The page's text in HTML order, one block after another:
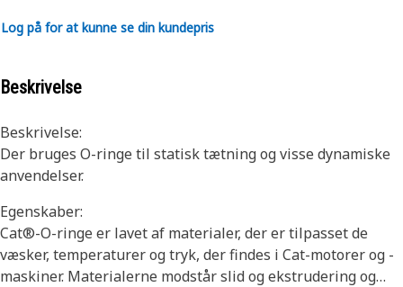
Log på for at kunne se din kundepris
Beskrivelse
Beskrivelse:
Der bruges O-ringe til statisk tætning og visse dynamiske
anvendelser.
Egenskaber:
Cat®-O-ringe er lavet af materialer, der er tilpasset de
væsker, temperaturer og tryk, der findes i Cat-motorer og -
maskiner. Materialerne modstår slid og ekstrudering og